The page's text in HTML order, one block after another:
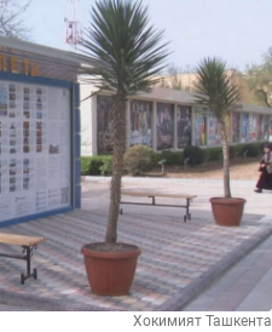
Хокимият Ташкента